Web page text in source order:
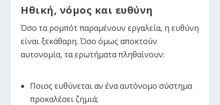
Ηθική, νόμος και ευθύνη
Όσο τα ρομπότ παραμένουν εργαλεία, η ευθύνη
είναι ξεκάθαρη. Όσο όμως αποκτούν
αυτονομία, τα ερωτήματα πληθαίνουν:
Ποιος ευθύνεται αν ένα αυτόνομο σύστημα
προκαλέσει ζημιά;